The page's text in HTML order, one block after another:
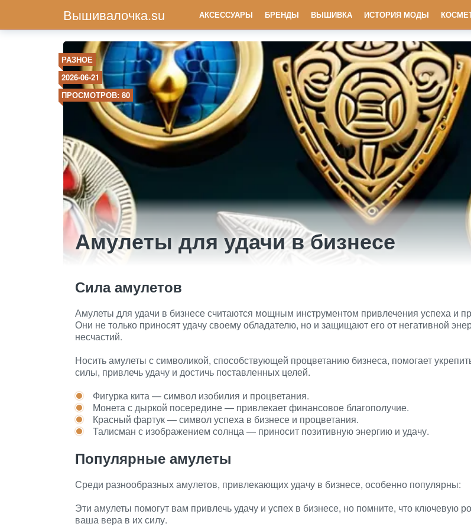
Вышивалочка.su АКСЕССУАРЫ БРЕНДЫ ВЫШИВКА ИСТОРИЯ МОДЫ
РАЗНОЕ
2026-06-21
ПРОСМОТРОВ: 80
Амулеты для удачи в бизнесе
Сила амулетов
Амулеты для удачи в бизнесе считаются мощным инструментом привлечения успеха и
Они не только приносят удачу своему обладателю, но и защищают его от негативной
несчастий.
Носить амулеты с символикой, способствующей процветанию бизнеса, помогает
силы, привлечь удачу и достичь поставленных целей.
Фигурка кита — символ изобилия и процветания.
Монета с дыркой посередине — привлекает финансовое благополучие.
Красный фартук — символ успеха в бизнесе и процветания.
Талисман с изображением солнца — приносит позитивную энергию и удачу.
Популярные амулеты
Среди разнообразных амулетов, привлекающих удачу в бизнесе, особенно популярны:
Эти амулеты помогут вам привлечь удачу и успех в бизнесе, но помните, что ключевую
ваша вера в их силу.